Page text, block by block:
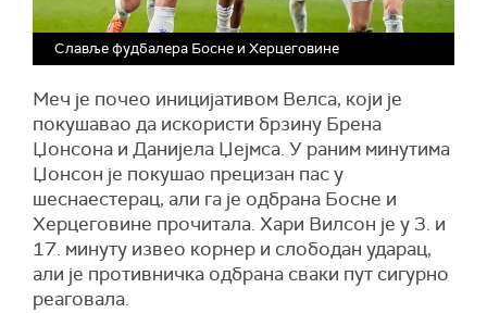
Славље фудбалера Босне и Херцеговине
Меч је почео иницијативом Велса, који је
покушавао да искористи брзину Брена
Џонсона и Данијела Џејмса. У раним минутима
Џонсон је покушао прецизан пас у
шеснаестерац, али га је одбрана Босне и
Херцеговине прочитала. Хари Вилсон је у 3. и
17. минуту извео корнер и слободан ударац,
али је противничка одбрана сваки пут сигурно
реаговала.